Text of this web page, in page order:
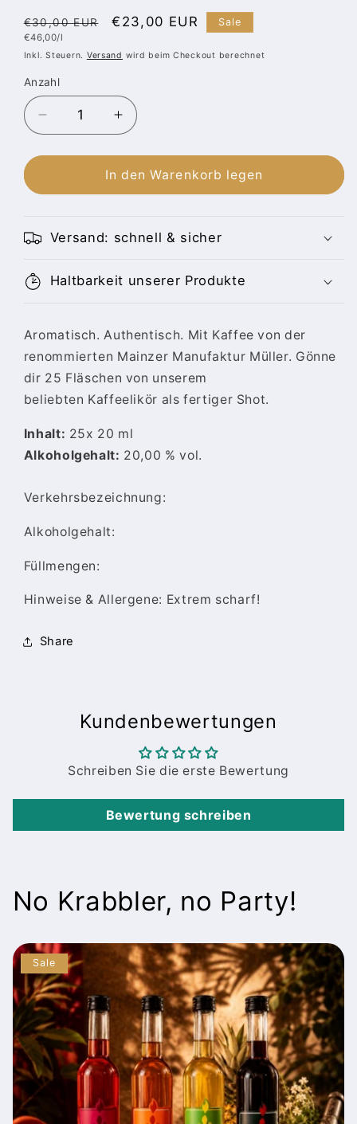
Normaler
Preis
€30,00 EUR Verkaufspreis
€23,00 EUR
Grundpreis
€46,00/l
Sale
Inkl. Steuern. Versand wird beim Checkout berechnet
Anzahl
Anzahl
Verringere
die
Menge
Kaffee
Paket
25x
Erhöhe
die
Menge
für
Kaffee
Paket
25x
In den Warenkorb legen
Versand: schnell & sicher
Haltbarkeit unserer Produkte
Aromatisch. Authentisch. Mit Kaffee von der
renommierten Mainzer Manufaktur Müller. Gönne
dir 25 Fläschen von unserem
beliebten Kaffeelikör als fertiger Shot.
Inhalt: 25x 20 ml
Alkoholgehalt: 20,00 % vol.
Verkehrsbezeichnung:
Alkoholgehalt:
Füllmengen:
Hinweise & Allergene: Extrem scharf!
Share
Kundenbewertungen
Schreiben Sie die erste Bewertung
Bewertung schreiben
No Krabbler, no Party!
Sale